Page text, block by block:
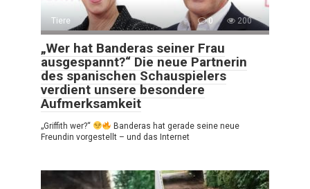
Tiere 0 200
„Wer hat Banderas seiner Frau
ausgespannt?“ Die neue Partnerin
des spanischen Schauspielers
verdient unsere besondere
Aufmerksamkeit
„Griffith wer?“
Banderas hat gerade seine neue
Freundin vorgestellt – und das Internet